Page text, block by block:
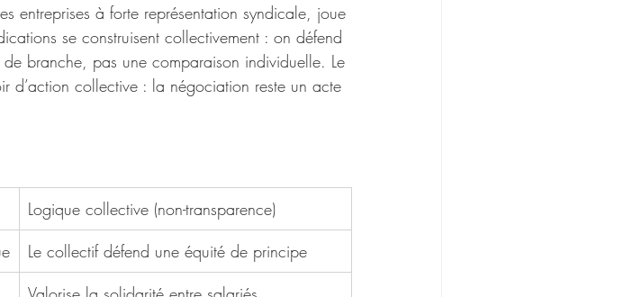
entreprises à forte représentation syndicale, joue
se construisent collectivement : on défend
branche, pas une comparaison individuelle. Le
d’action collective : la négociation reste un acte
Logique collective (non-transparence)
Le collectif défend une équité de principe